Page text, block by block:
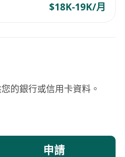
$18K-19K/月
的銀行或信用卡資料。
申請